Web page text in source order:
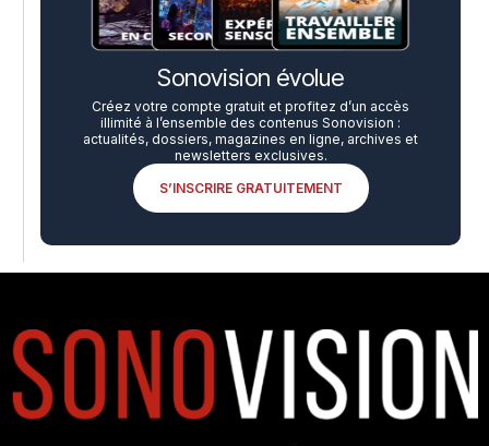
Sonovision évolue
Créez votre compte gratuit et profitez d’un accès
illimité à l’ensemble des contenus Sonovision :
actualités, dossiers, magazines en ligne, archives et
newsletters exclusives.
S’INSCRIRE GRATUITEMENT